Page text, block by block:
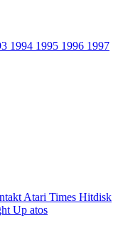
1994 1995 1996 1997
Atari Times Hitdisk
Up atos